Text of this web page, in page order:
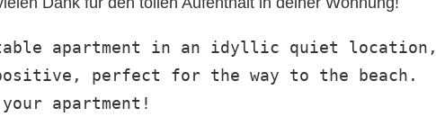
apartment in an idyllic quiet location,
perfect for the way to the beach.
apartment!